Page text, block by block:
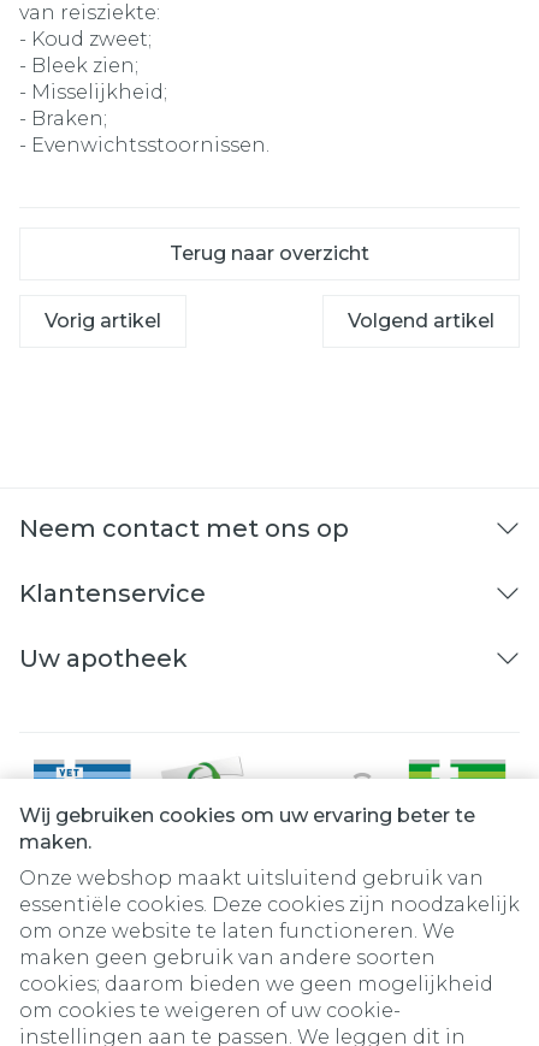
Wij gebruiken cookies om uw ervaring beter te
maken.
Onze webshop maakt uitsluitend gebruik van
essentiële cookies. Deze cookies zijn noodzakelijk
om onze website te laten functioneren. We
maken geen gebruik van andere soorten
cookies; daarom bieden we geen mogelijkheid
om cookies te weigeren of uw cookie-
instellingen aan te passen. We leggen dit in
van reisziekte:
- Koud zweet;
- Bleek zien;
- Misselijkheid;
- Braken;
- Evenwichtsstoornissen.
Terug naar overzicht
Vorig artikel Volgend artikel
Neem contact met ons op
Klantenservice
Uw apotheek
Juridische links